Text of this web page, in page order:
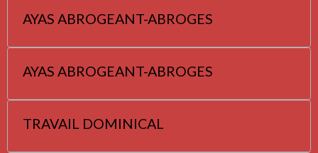
AYAS ABROGEANT-ABROGES
AYAS ABROGEANT-ABROGES
TRAVAIL DOMINICAL